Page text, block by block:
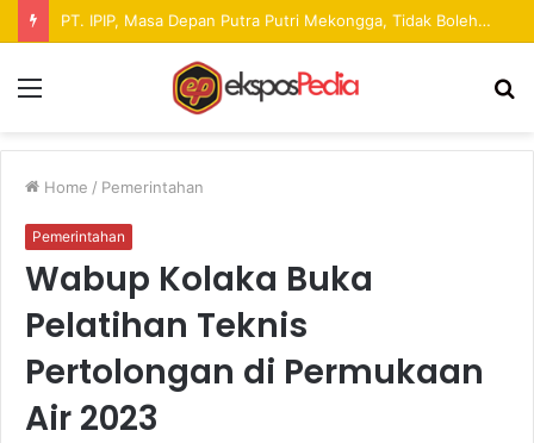
Pekan Raya ANTAM Hadirkan Ruang Promosi UMKM dan Hiburan bagi Masyarakat
Home / Pemerintahan
Pemerintahan
Wabup Kolaka Buka
Pelatihan Teknis
Pertolongan di Permukaan
Air 2023